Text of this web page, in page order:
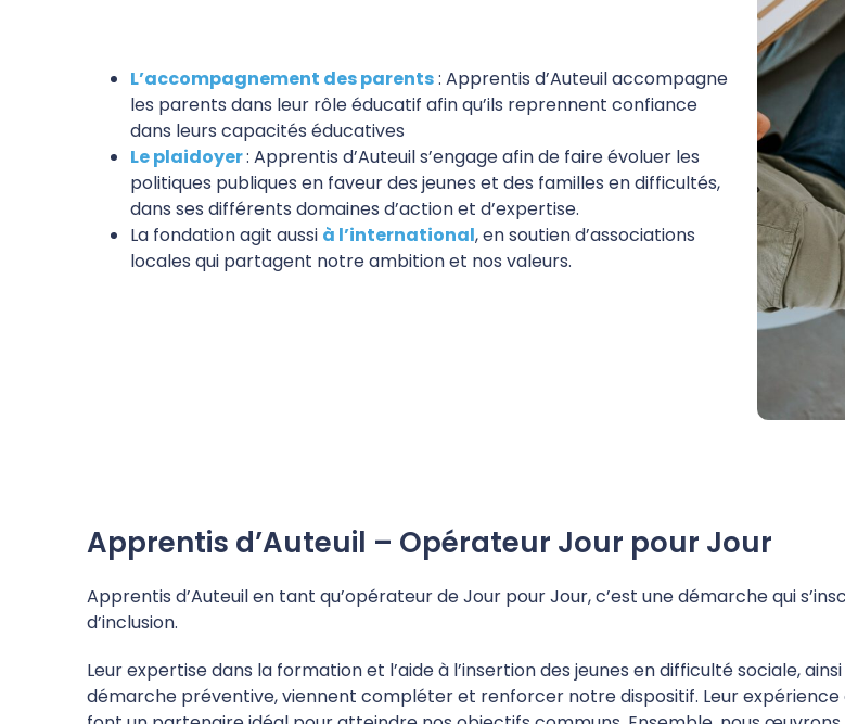
L’accompagnement des parents: Apprentis d’Auteuil accompagne
les parents dans leur rôle éducatif afin qu’ils reprennent confiance
dans leurs capacités éducatives
Le plaidoyer: Apprentis d’Auteuil s’engage afin de faire évoluer les
politiques publiques en faveur des jeunes et des familles en difficultés,
dans ses différents domaines d’action et d’expertise.
La fondation agit aussi à l’international, en soutien d’associations
locales qui partagent notre ambition et nos valeurs.
Apprentis d’Auteuil – Opérateur Jour pour Jour
Apprentis d’Auteuil en tant qu’opérateur de Jour pour Jour, c’est une démarche qui
d’inclusion.
Leur expertise dans la formation et l’aide à l’insertion des jeunes en difficulté sociale,
démarche préventive, viennent compléter et renforcer notre dispositif. Leur